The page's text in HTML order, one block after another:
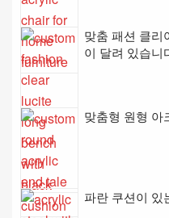
맞춤 패션 클리
이 달려 있습니
맞춤형 원형 아
파란 쿠션이 있